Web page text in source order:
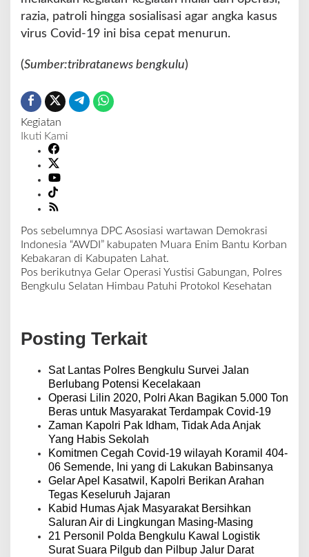
t
i
s
C
razia, patroli hingga sosialisasi agar angka kasus
virus Covid-19 ini bisa cepat menurun.
(Sumber:tribratanews bengkulu)
Kegiatan
Ikuti Kami
N
a
v
i
s
i
Pos sebelumnya DPC Asosiasi wartawan Demokrasi
Indonesia “AWDI” kabupaten Muara Enim Bantu Korban
Kebakaran di Kabupaten Lahat.
Pos berikutnya Gelar Operasi Yustisi Gabungan, Polres
Bengkulu Selatan Himbau Patuhi Protokol Kesehatan
Posting Terkait
Sat Lantas Polres Bengkulu Survei Jalan
Berlubang Potensi Kecelakaan
Operasi Lilin 2020, Polri Akan Bagikan 5.000 Ton
Beras untuk Masyarakat Terdampak Covid-19
Zaman Kapolri Pak Idham, Tidak Ada Anjak
Yang Habis Sekolah
Komitmen Cegah Covid-19 wilayah Koramil 404-
06 Semende, Ini yang di Lakukan Babinsanya
Gelar Apel Kasatwil, Kapolri Berikan Arahan
Tegas Keseluruh Jajaran
Kabid Humas Ajak Masyarakat Bersihkan
Saluran Air di Lingkungan Masing-Masing
21 Personil Polda Bengkulu Kawal Logistik
Surat Suara Pilgub dan Pilbup Jalur Darat